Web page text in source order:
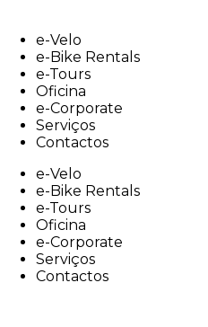
contente-Velo
e-Bike Rentals
e-Tours
Oficina
e-Corporate
Serviços
Contactos
e-Velo
e-Bike Rentals
e-Tours
Oficina
e-Corporate
Serviços
Contactos